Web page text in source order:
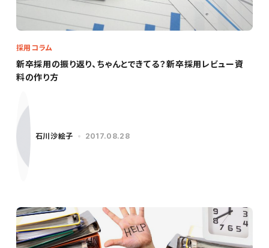
新卒採用の振り返り、ちゃんとできてる？新卒採用レビュー資
料の作り方
採用コラム
石川沙絵子 2017.08.28